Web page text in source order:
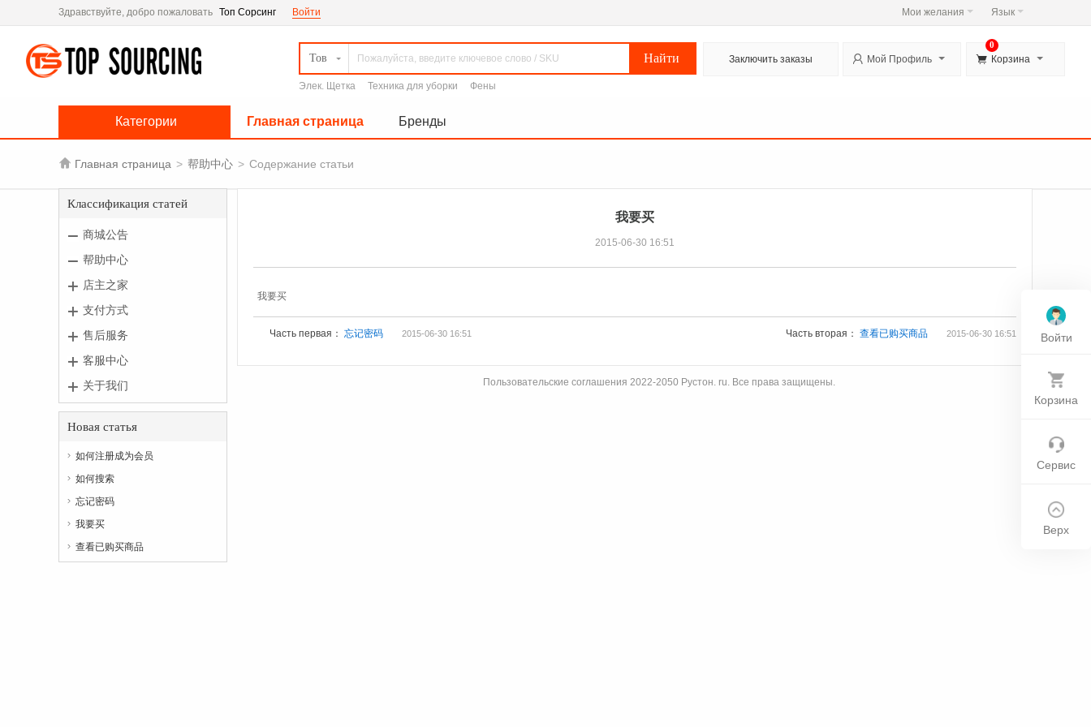
Здравствуйте, добро пожаловать Топ Сорсинг Войти Мои желания Язык
Войти
Корзина
Сервис
Верх
Тов
Элек. Щетка Техника для уборки Фены
Заключить заказы  Мой Профиль  Корзина
0
Категории Главная страница Бренды
 Главная страница > 帮助中心 > Содержание статьи
Классификация статей
商城公告
帮助中心
店主之家
支付方式
售后服务
客服中心
关于我们
Новая статья
 如何注册成为会员
 如何搜索
 忘记密码
 我要买
 查看已购买商品
我要买
2015-06-30 16:51
我要买
Часть первая： 忘记密码 2015-06-30 16:51 Часть вторая： 查看已购买商品 2015-06-30 16:51
Пользовательские соглашения 2022-2050 Рустон. ru. Все права защищены.